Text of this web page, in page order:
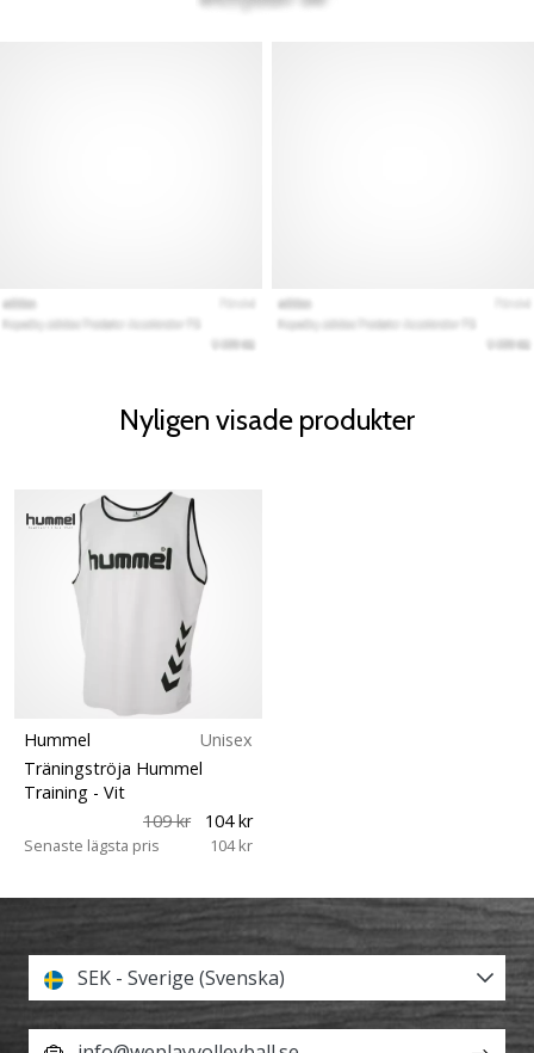
Nyligen visade produkter
Hummel
Unisex
Träningströja Hummel
Training - Vit
109 kr
104 kr
Senaste lägsta pris 104 kr
SEK - Sverige (Svenska)